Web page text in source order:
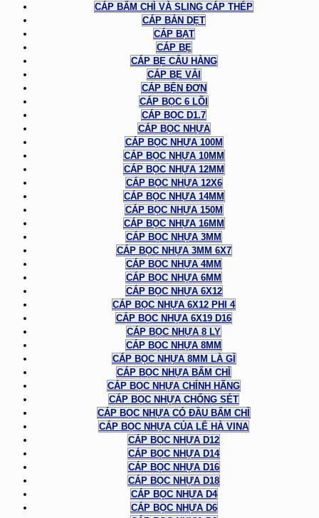
CÁP BẤM CHÌ VÀ SLING CÁP THÉP
CÁP BẢN DẸT
CÁP BẠT
CÁP BẸ
CÁP BẸ CẨU HÀNG
CÁP BẸ VẢI
CÁP BỆN ĐƠN
CÁP BỌC 6 LÕI
CÁP BỌC D1.7
CÁP BỌC NHỰA
CÁP BỌC NHỰA 100M
CÁP BỌC NHỰA 10MM
CÁP BỌC NHỰA 12MM
CÁP BỌC NHỰA 12X6
CÁP BỌC NHỰA 14MM
CÁP BỌC NHỰA 150M
CÁP BỌC NHỰA 16MM
CÁP BỌC NHỰA 3MM
CÁP BỌC NHỰA 3MM 6X7
CÁP BỌC NHỰA 4MM
CÁP BỌC NHỰA 6MM
CÁP BỌC NHỰA 6X12
CÁP BỌC NHỰA 6X12 PHI 4
CÁP BỌC NHỰA 6X19 D16
CÁP BỌC NHỰA 8 LY
CÁP BỌC NHỰA 8MM
CÁP BỌC NHỰA 8MM LÀ GÌ
CÁP BỌC NHỰA BẤM CHÌ
CÁP BỌC NHỰA CHÍNH HÃNG
CÁP BỌC NHỰA CHỐNG SÉT
CÁP BỌC NHỰA CÓ ĐẦU BẤM CHÌ
CÁP BỌC NHỰA CỦA LÊ HÀ VINA
CÁP BỌC NHỰA D12
CÁP BỌC NHỰA D14
CÁP BỌC NHỰA D16
CÁP BỌC NHỰA D18
CÁP BỌC NHỰA D4
CÁP BỌC NHỰA D6